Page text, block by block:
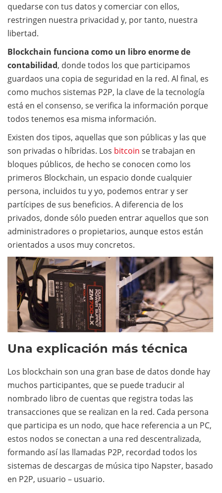
quedarse con tus datos y comerciar con ellos,
restringen nuestra privacidad y, por tanto, nuestra
libertad.
Blockchain funciona como un libro enorme de
contabilidad, donde todos los que participamos
guardaos una copia de seguridad en la red. Al final, es
como muchos sistemas P2P, la clave de la tecnología
está en el consenso, se verifica la información porque
todos tenemos esa misma información.
Existen dos tipos, aquellas que son públicas y las que
son privadas o híbridas. Los bitcoin se trabajan en
bloques públicos, de hecho se conocen como los
primeros Blockchain, un espacio donde cualquier
persona, incluidos tu y yo, podemos entrar y ser
partícipes de sus beneficios. A diferencia de los
privados, donde sólo pueden entrar aquellos que son
administradores o propietarios, aunque estos están
orientados a usos muy concretos.
Una explicación más técnica
Los blockchain son una gran base de datos donde hay
muchos participantes, que se puede traducir al
nombrado libro de cuentas que registra todas las
transacciones que se realizan en la red. Cada persona
que participa es un nodo, que hace referencia a un PC,
estos nodos se conectan a una red descentralizada,
formando así las llamadas P2P, recordad todos los
sistemas de descargas de música tipo Napster, basado
en P2P, usuario – usuario.